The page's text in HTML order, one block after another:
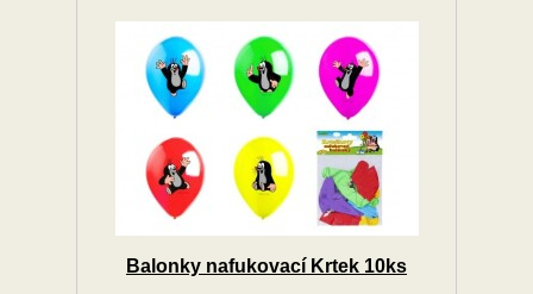
Balonky nafukovací Krtek 10ks